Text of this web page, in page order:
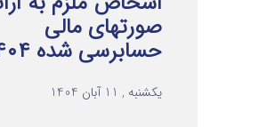
صورتهای مالی
حسابرسی شده ۱۴۰۴
یکشنبه , 11 آبان 1404